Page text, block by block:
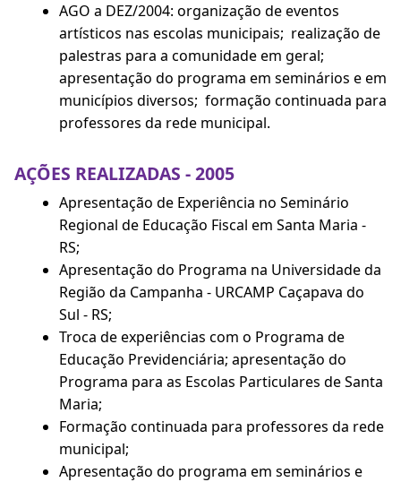
AGO a DEZ/2004: organização de eventos
artísticos nas escolas municipais; realização de
palestras para a comunidade em geral;
apresentação do programa em seminários e em
municípios diversos; formação continuada para
professores da rede municipal.
AÇÕES REALIZADAS - 2005
Apresentação de Experiência no Seminário
Regional de Educação Fiscal em Santa Maria -
RS;
Apresentação do Programa na Universidade da
Região da Campanha - URCAMP Caçapava do
Sul - RS;
Troca de experiências com o Programa de
Educação Previdenciária; apresentação do
Programa para as Escolas Particulares de Santa
Maria;
Formação continuada para professores da rede
municipal;
Apresentação do programa em seminários e